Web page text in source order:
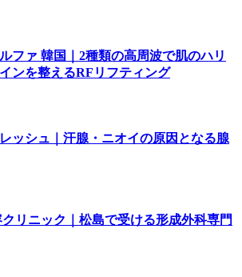
ファ 韓国｜2種類の高周波で肌のハリ
ンを整えるRFリフティング
ッシュ｜汗腺・ニオイの原因となる腺
リニック｜松島で受ける形成外科専門